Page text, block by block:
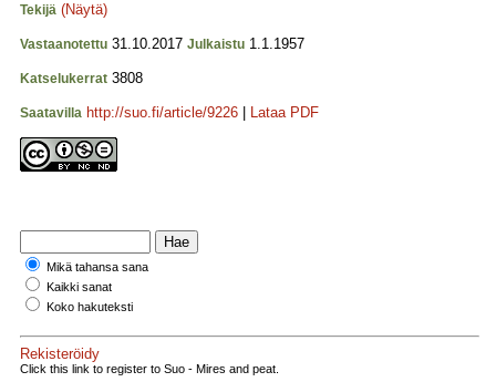
Tekijä (Näytä)
Vastaanotettu 31.10.2017 Julkaistu 1.1.1957
Katselukerrat 3808
Saatavilla http://suo.fi/article/9226 Lataa PDF
Mikä tahansa sana
Kaikki sanat
Koko hakuteksti
Rekisteröidy
Click this link to register to Suo - Mires and peat.